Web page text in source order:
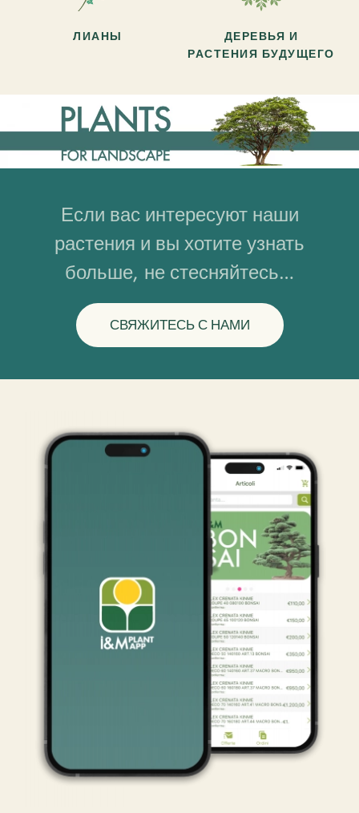
ЛИАНЫ
ДЕРЕВЬЯ И
РАСТЕНИЯ БУДУЩЕГО
Если вас интересуют наши
растения и вы хотите узнать
больше, не стесняйтесь…
СВЯЖИТЕСЬ С НАМИ